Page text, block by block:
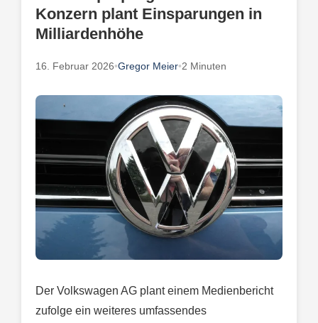
Konzern plant Einsparungen in
Milliardenhöhe
16. Februar 2026•Gregor Meier•2 Minuten
Der Volkswagen AG plant einem Medienbericht
zufolge ein weiteres umfassendes